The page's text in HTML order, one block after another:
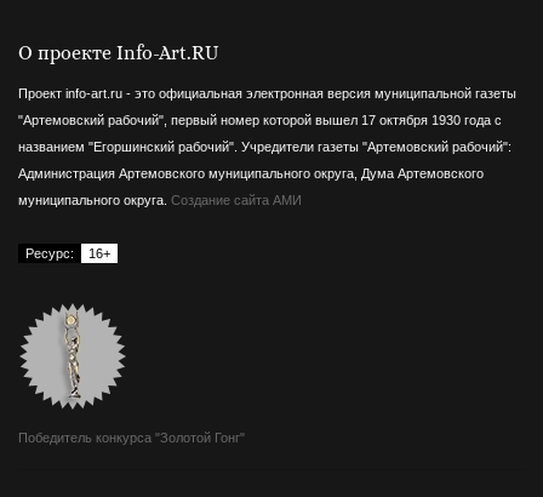
О проекте Info-Art.RU
Проект info-art.ru - это официальная электронная версия муниципальной газеты
"Артемовский рабочий", первый номер которой вышел 17 октября 1930 года с
названием "Егоршинский рабочий". Учредители газеты "Артемовский рабочий":
Администрация Артемовского муниципального округа, Дума Артемовского
муниципального округа. Создание сайта АМИ
Ресурс: 16+
Победитель конкурса "Золотой Гонг"